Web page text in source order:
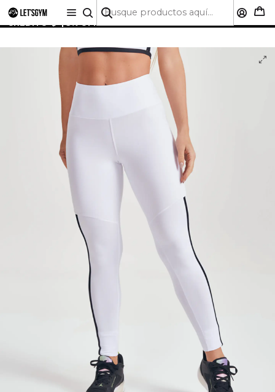
🚚 ENVÍO GRATIS A TODO CHILE SOBRE $50.000 | HASTA
6 CUOTAS SIN INTERÉS CON CUALQUIER TARJETA DE
CRÉDITO 💳 | 5% OFF PRIMERA COMPRA